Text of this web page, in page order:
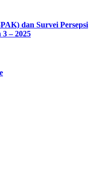
dan Survei Persepsi
– 2025